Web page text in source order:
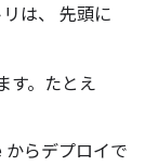
は、 先頭に
す。たとえ
からデプロイで